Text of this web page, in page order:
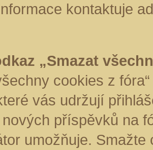
kontaktuje
„Smazat
cookies z
vás udržují
příspěvků na
umožňuje.